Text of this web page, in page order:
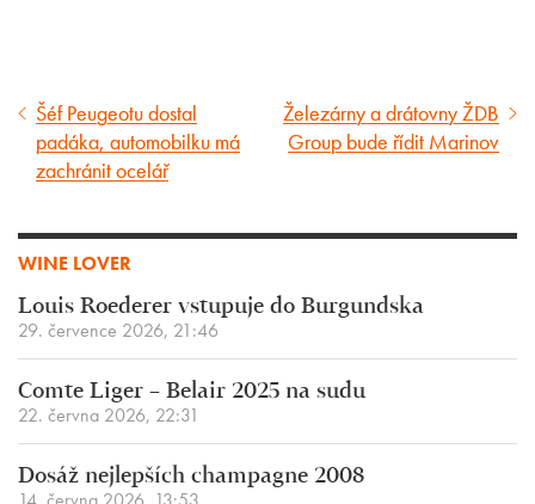
Předcházející
článek
Šéf Peugeotu dostal
padáka, automobilku má
zachránit ocelář
Následující
článek
Železárny a drátovny ŽDB
Group bude řídit Marinov
WINE LOVER
Louis Roederer vstupuje do Burgundska
29. července 2026, 21:46
Comte Liger – Belair 2025 na sudu
22. června 2026, 22:31
Dosáž nejlepších champagne 2008